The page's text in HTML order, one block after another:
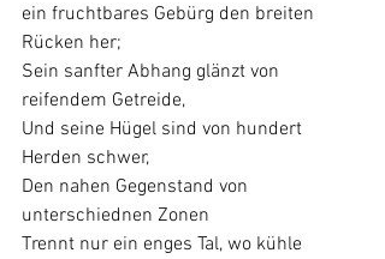
ein fruchtbares Gebürg den breiten
Rücken her;
Sein sanfter Abhang glänzt von
reifendem Getreide,
Und seine Hügel sind von hundert
Herden schwer,
Den nahen Gegenstand von
unterschiednen Zonen
Trennt nur ein enges Tal, wo kühle